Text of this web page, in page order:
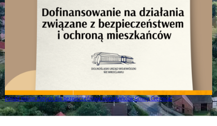
Ponad milion złotych dla bezpieczeństwa mieszkańców Gminy Czernica!